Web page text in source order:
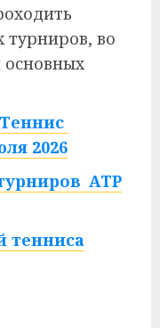
во
2026
ATP
тенниса